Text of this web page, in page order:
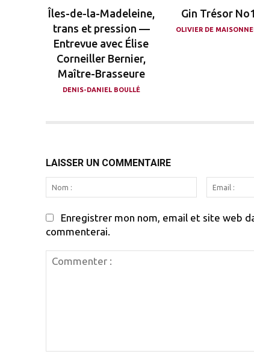
Îles-de-la-Madeleine,
trans et pression —
Entrevue avec Élise
Corneiller Bernier,
Maître-Brasseure
DENIS-DANIEL BOULLÉ
Gin Trésor
OLIVIER DE
LAISSER UN COMMENTAIRE
Nom
:
Enregistrer mon nom, email et site web
commenterai.